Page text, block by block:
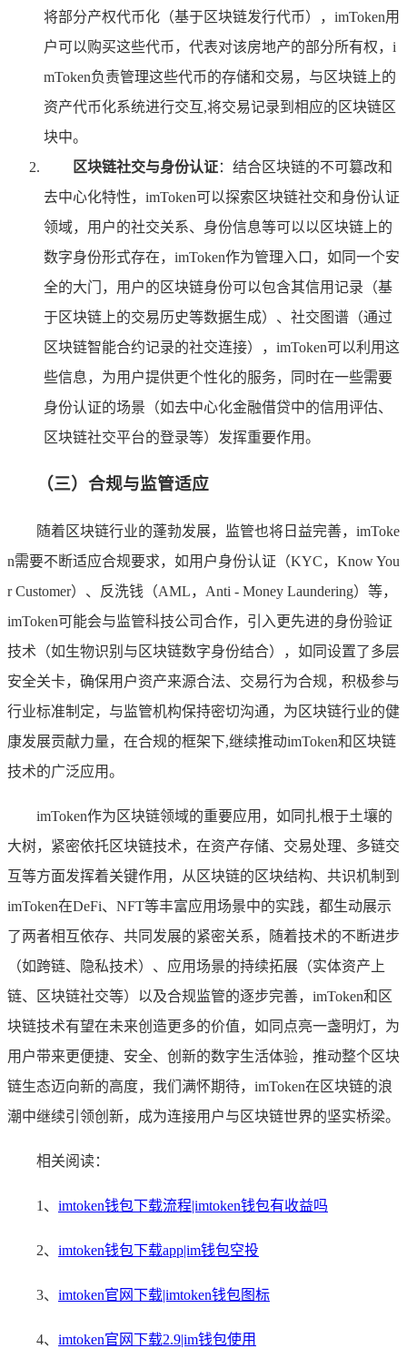
将部分产权代币化（基于区块链发行代币），imToken用
户可以购买这些代币，代表对该房地产的部分所有权，i
mToken负责管理这些代币的存储和交易，与区块链上的
资产代币化系统进行交互,将交易记录到相应的区块链区
块中。
区块链社交与身份认证：结合区块链的不可篡改和
去中心化特性，imToken可以探索区块链社交和身份认证
领域，用户的社交关系、身份信息等可以以区块链上的
数字身份形式存在，imToken作为管理入口，如同一个安
全的大门，用户的区块链身份可以包含其信用记录（基
于区块链上的交易历史等数据生成）、社交图谱（通过
区块链智能合约记录的社交连接），imToken可以利用这
些信息，为用户提供更个性化的服务，同时在一些需要
身份认证的场景（如去中心化金融借贷中的信用评估、
区块链社交平台的登录等）发挥重要作用。
（三）合规与监管适应
随着区块链行业的蓬勃发展，监管也将日益完善，imToke
n需要不断适应合规要求，如用户身份认证（KYC，Know You
r Customer）、反洗钱（AML，Anti - Money Laundering）等，
imToken可能会与监管科技公司合作，引入更先进的身份验证
技术（如生物识别与区块链数字身份结合），如同设置了多层
安全关卡，确保用户资产来源合法、交易行为合规，积极参与
行业标准制定，与监管机构保持密切沟通，为区块链行业的健
康发展贡献力量，在合规的框架下,继续推动imToken和区块链
技术的广泛应用。
imToken作为区块链领域的重要应用，如同扎根于土壤的
大树，紧密依托区块链技术，在资产存储、交易处理、多链交
互等方面发挥着关键作用，从区块链的区块结构、共识机制到
imToken在DeFi、NFT等丰富应用场景中的实践，都生动展示
了两者相互依存、共同发展的紧密关系，随着技术的不断进步
（如跨链、隐私技术）、应用场景的持续拓展（实体资产上
链、区块链社交等）以及合规监管的逐步完善，imToken和区
块链技术有望在未来创造更多的价值，如同点亮一盏明灯，为
用户带来更便捷、安全、创新的数字生活体验，推动整个区块
链生态迈向新的高度，我们满怀期待，imToken在区块链的浪
潮中继续引领创新，成为连接用户与区块链世界的坚实桥梁。
相关阅读：
1、 imtoken钱包下载流程|imtoken钱包有收益吗
2、 imtoken钱包下载app|im钱包空投
3、 imtoken官网下载|imtoken钱包图标
4、 imtoken官网下载2.9|im钱包使用